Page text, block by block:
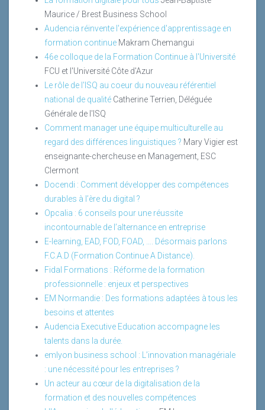
Maurice / Brest Business School
Audencia réinvente l'expérience d'apprentissage en
formation continue Makram Chemangui
46e colloque de la Formation Continue à l'Université
FCU et l'Université Côte d'Azur
Le rôle de l'ISQ au coeur du nouveau référentiel
national de qualité Catherine Terrien, Déléguée
Générale de l'ISQ
Comment manager une équipe multiculturelle au
regard des différences linguistiques ? Mary Vigier est
enseignante-chercheuse en Management, ESC
Clermont
Docendi : Comment développer des compétences
durables à l’ère du digital ?
Opcalia : 6 conseils pour une réussite
incontournable de l’alternance en entreprise
E-learning, EAD, FOD, FOAD, …. Désormais parlons
F.C.A.D (Formation Continue A Distance).
Fidal Formations : Réforme de la formation
professionnelle : enjeux et perspectives
EM Normandie : Des formations adaptées à tous les
besoins et attentes
Audencia Executive Education accompagne les
talents dans la durée.
emlyon business school : L’innovation managériale
: une nécessité pour les entreprises ?
Un acteur au cœur de la digitalisation de la
formation et des nouvelles compétences